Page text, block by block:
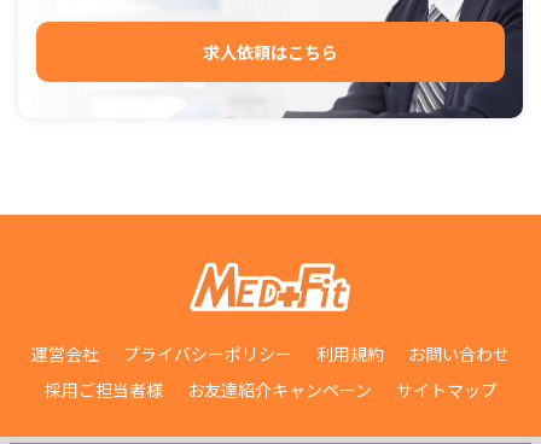
求人依頼はこちら
運営会社 プライバシーポリシー 利用規約
お問い合わせ
採用ご担当者様
お友達紹介キャンペーン サイトマップ